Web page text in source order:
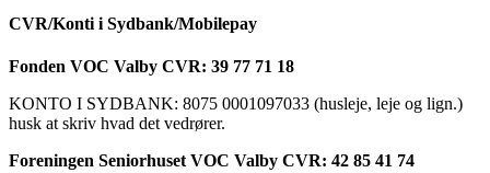
CVR/Konti i Sydbank/Mobilepay
Fonden VOC Valby CVR: 39 77 71 18
KONTO I SYDBANK: 8075 0001097033 (husleje, leje og lign.)
husk at skriv hvad det vedrører.
Foreningen Seniorhuset VOC Valby CVR: 42 85 41 74